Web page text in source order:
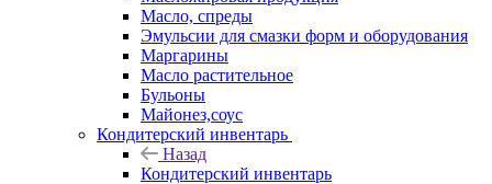
Масло, спреды
Эмульсии для смазки форм и оборудования
Маргарины
Масло растительное
Бульоны
Майонез,соус
Кондитерский инвентарь
Назад
Кондитерский инвентарь